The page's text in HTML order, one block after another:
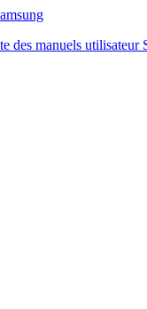
des manuels utilisateur